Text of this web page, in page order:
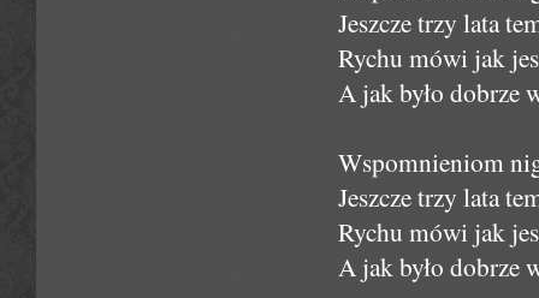
Jeszcze trzy lata
Rychu mówi jak
A jak było dobrze
Wspomnieniom
Jeszcze trzy lata
Rychu mówi jak
A jak było dobrze